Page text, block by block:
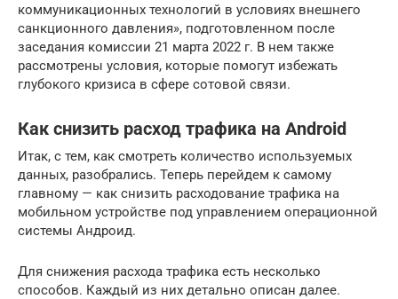
коммуникационных технологий в условиях внешнего
санкционного давления», подготовленном после
заседания комиссии 21 марта 2022 г. В нем также
рассмотрены условия, которые помогут избежать
глубокого кризиса в сфере сотовой связи.
Как снизить расход трафика на Android
Итак, с тем, как смотреть количество используемых
данных, разобрались. Теперь перейдем к самому
главному — как снизить расходование трафика на
мобильном устройстве под управлением операционной
системы Андроид.
Для снижения расхода трафика есть несколько
способов. Каждый из них детально описан далее.